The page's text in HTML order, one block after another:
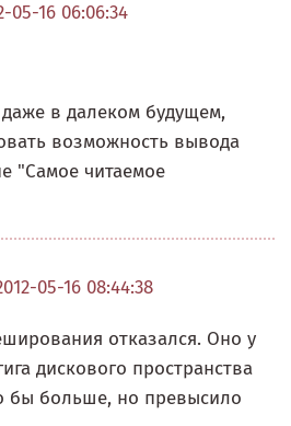
05-16 06:06:34
в далеком будущем,
возможность вывода
"Самое читаемое
05-16 08:44:38
отказался. Оно у
дискового пространства
бы больше, но превысило